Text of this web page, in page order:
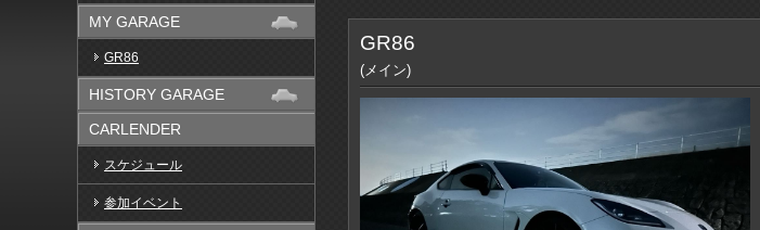
MY GARAGE
GR86
HISTORY GARAGE
CARLENDER
スケジュール
参加イベント
GR86
(メイン)